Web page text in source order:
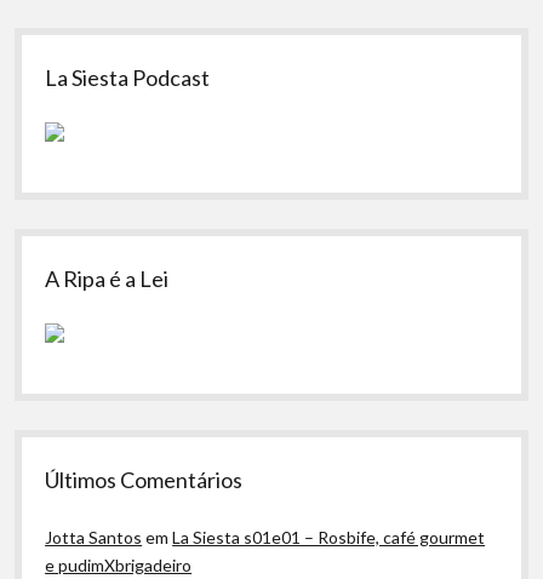
Sidebar
La Siesta Podcast
A Ripa é a Lei
Últimos Comentários
Jotta Santos emLa Siesta s01e01 – Rosbife, café gourmet
e pudimXbrigadeiro